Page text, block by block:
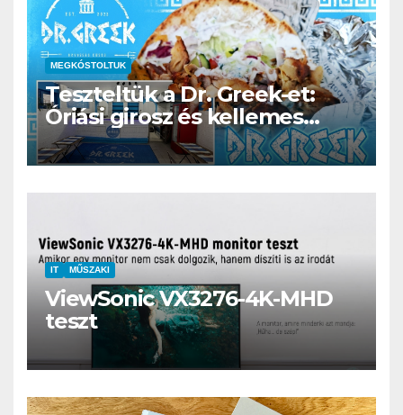
MEGKÓSTOLTUK
Teszteltük a Dr. Greek-et:
Óriási girosz és kellemes
kerthelyiség Csepel szívében
IT MŰSZAKI
ViewSonic VX3276-4K-MHD
teszt